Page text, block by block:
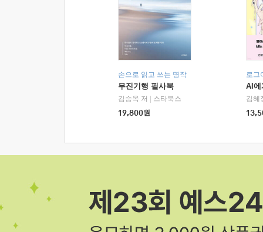
손으로 읽고 쓰는 명작
무진기행 필사북
김승옥 저
스타북스
19,800원
로그
AI에
김혜